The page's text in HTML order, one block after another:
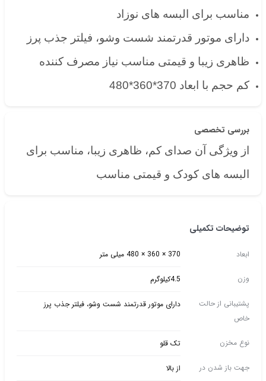
مناسب برای البسه های نوزاد
دارای موتور قدرتمند شست وشو، فیلتر جذب پرز
ظاهری زیبا و قیمتی مناسب نیاز مصرف کننده
کم حجم با ابعاد 370*360*480
بررسی تخصصی
از ویژگی آن صدای کم، ظاهری زیبا، مناسب برای
البسه های کودک و قیمتی مناسب
توضیحات تکمیلی
ابعاد 370 × 360 × 480 میلی متر
وزن 4.5کیلوگرم
پشتیبانی از حالت
خاص
دارای موتور قدرتمند شست وشو، فیلتر جذب پرز
نوع مخزن تک قلو
جهت باز شدن در از بالا